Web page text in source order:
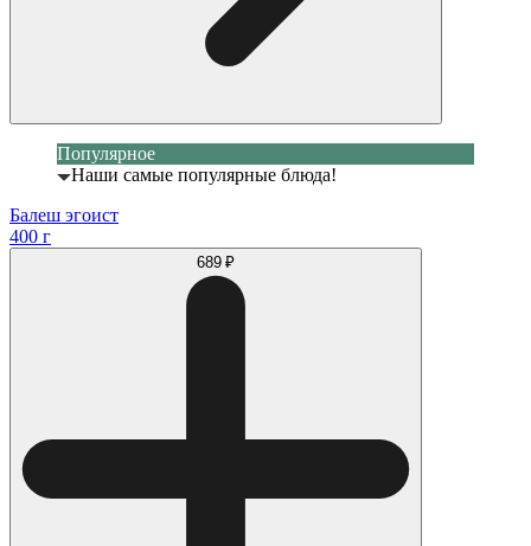
Популярное
Наши самые популярные блюда!
Балеш эгоист
400 г
689 ₽